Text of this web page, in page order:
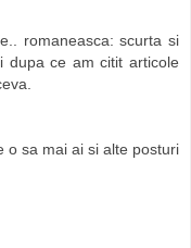
romaneasca: scurta si
dupa ce am citit articole
o sa mai ai si alte posturi